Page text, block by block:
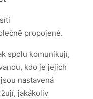
propojené.
spolu komunikují,
kdo je jejich
nastavená
jakákoliv